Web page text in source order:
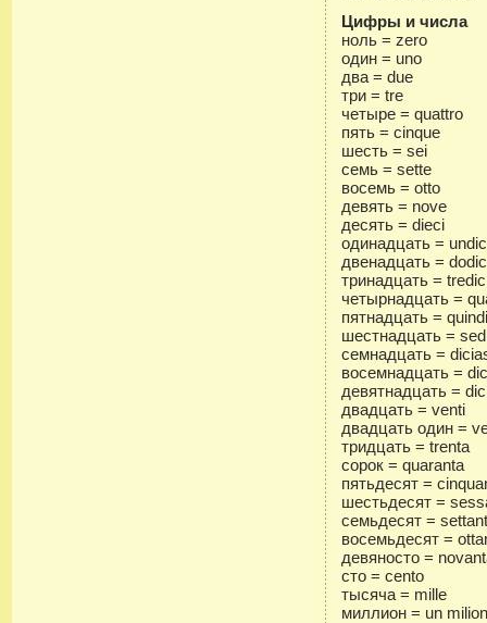
Цифры и числа
ноль = zero
один = uno
два = due
три = tre
четыре = quattro
пять = cinque
шесть = sei
семь = sette
восемь = otto
девять = nove
десять = dieci
одинадцать =
двенадцать =
тринадцать =
четырнадцать =
пятнадцать =
шестнадцать =
семнадцать =
восемнадцать =
девятнадцать =
двадцать = venti
двадцать один =
тридцать = trenta
сорок = quaranta
пятьдесят =
шестьдесят =
семьдесят =
восемьдесят =
девяносто =
сто = cento
тысяча = mille
миллион = un